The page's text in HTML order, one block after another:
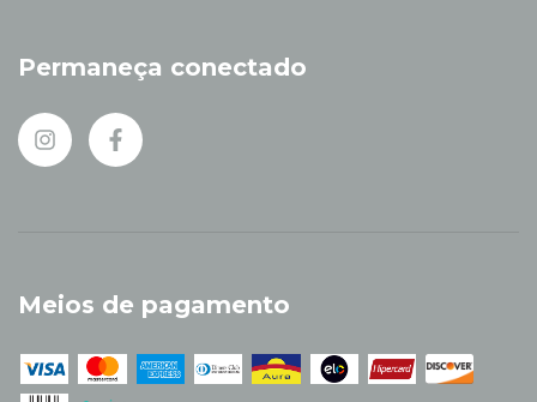
Permaneça conectado
Meios de pagamento